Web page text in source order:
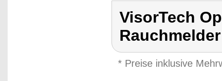
VisorTech
* Preise inklusive